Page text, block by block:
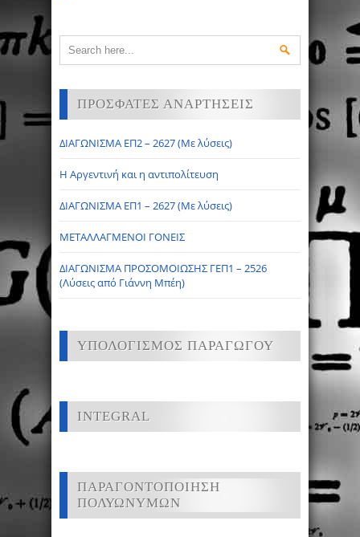
ΠΡΟΣΦΑΤΕΣ ΑΝΑΡΤΗΣΕΙΣ
ΔΙΑΓΩΝΙΣΜΑ ΕΠ2 – 2627 (Με λύσεις)
Η Αργεντινή και η αντιπολίτευση
ΔΙΑΓΩΝΙΣΜΑ ΕΠ1 – 2627 (Με λύσεις)
ΜΕΤΑΛΛΑΓΜΕΝΟΙ ΓΟΝΕΙΣ
ΔΙΑΓΩΝΙΣΜΑ ΠΡΟΣΟΜΟΙΩΣΗΣ ΓΕΠ1 – 2526
(Λύσεις από Γιάννη Μπέη)
ΥΠΟΛΟΓΙΣΜΟΣ ΠΑΡΑΓΩΓΟΥ
INTEGRAL
ΠΑΡΑΓΟΝΤΟΠΟΙΗΣΗ
ΠΟΛΥΩΝΥΜΩΝ